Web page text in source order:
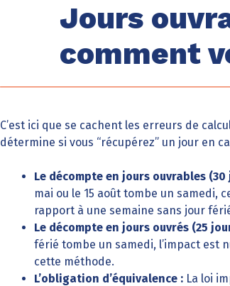
Jours
comment
C’est ici que se cachent les erreurs de
détermine si vous “récupérez” un jour en
Le décompte en jours ouvrables
mai ou le 15 août tombe un samedi,
rapport à une semaine sans jour
Le décompte en jours ouvrés (25
férié tombe un samedi, l’impact est
cette méthode.
L’obligation d’équivalence : La loi